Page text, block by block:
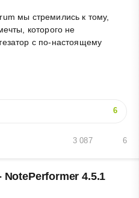
мы стремились к тому,
которого не
с по-настоящему
6
6
3 087
4.5.1